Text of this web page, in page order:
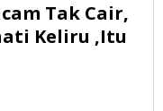
Tak Cair,
Keliru ,Itu